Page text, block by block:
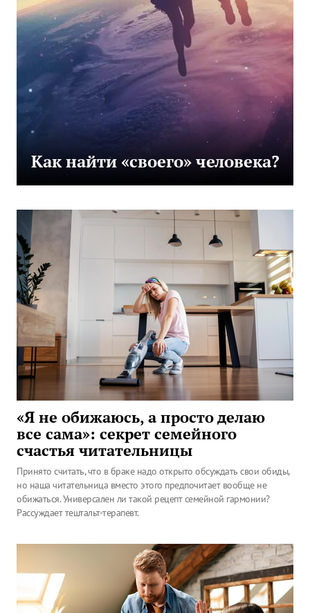
Как найти «своего» человека?
«Я не обижаюсь, а просто делаю
все сама»: секрет семейного
счастья читательницы
Принято считать, что в браке надо открыто обсуждать свои обиды,
но наша читательница вместо этого предпочитает вообще не
обижаться. Универсален ли такой рецепт семейной гармонии?
Рассуждает тештальт-терапевт.